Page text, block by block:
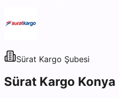
Sürat Kargo Şubesi
Sürat Kargo